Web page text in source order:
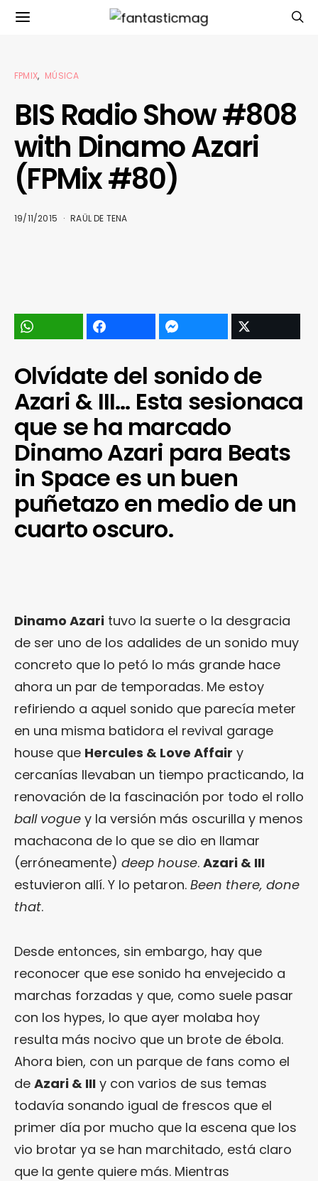
FPMIX MÚSICA
BIS Radio Show #808
with Dinamo Azari
(FPMix #80)
19/11/2015 RAÜL DE TENA
Olvídate del sonido de
Azari & III… Esta sesionaca
que se ha marcado
Dinamo Azari para Beats
in Space es un buen
puñetazo en medio de un
cuarto oscuro.
Dinamo Azari tuvo la suerte o la desgracia
de ser uno de los adalides de un sonido muy
concreto que lo petó lo más grande hace
ahora un par de temporadas. Me estoy
refiriendo a aquel sonido que parecía meter
en una misma batidora el revival garage
house que Hercules & Love Affair y
cercanías llevaban un tiempo practicando, la
renovación de la fascinación por todo el rollo
ball vogue y la versión más oscurilla y menos
machacona de lo que se dio en llamar
(erróneamente) deep house. Azari & III
estuvieron allí. Y lo petaron. Been there, done
that.
Desde entonces, sin embargo, hay que
reconocer que ese sonido ha envejecido a
marchas forzadas y que, como suele pasar
con los hypes, lo que ayer molaba hoy
resulta más nocivo que un brote de ébola.
Ahora bien, con un parque de fans como el
de Azari & III y con varios de sus temas
todavía sonando igual de frescos que el
primer día por mucho que la escena que los
vio brotar ya se han marchitado, está claro
que la gente quiere más. Mientras